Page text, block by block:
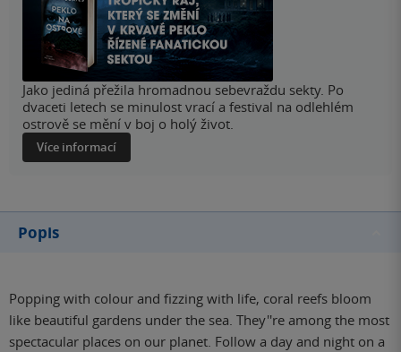
Jako jediná přežila hromadnou sebevraždu sekty. Po
dvaceti letech se minulost vrací a festival na odlehlém
ostrově se mění v boj o holý život.
Více informací
Popis
Popping with colour and fizzing with life, coral reefs bloom
like beautiful gardens under the sea. They''re among the most
spectacular places on our planet. Follow a day and night on a